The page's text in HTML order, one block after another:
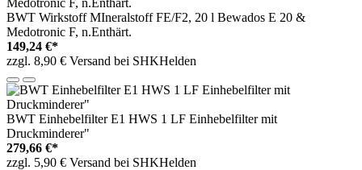
BWT Wirkstoff MIneralstoff FE/F2, 20 l Bewados E 20 &
Medotronic F, n.Enthärt.
149,24 €*
zzgl. 8,90 € Versand bei SHKHelden
BWT Einhebelfilter E1 HWS 1 LF Einhebelfilter mit
Druckminderer"
279,66 €*
zzgl. 5,90 € Versand bei SHKHelden